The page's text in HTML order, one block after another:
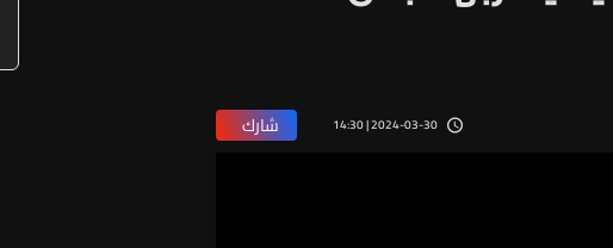
2024-03-30 | 14:30 شارك